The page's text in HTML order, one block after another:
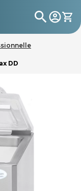
search
DD